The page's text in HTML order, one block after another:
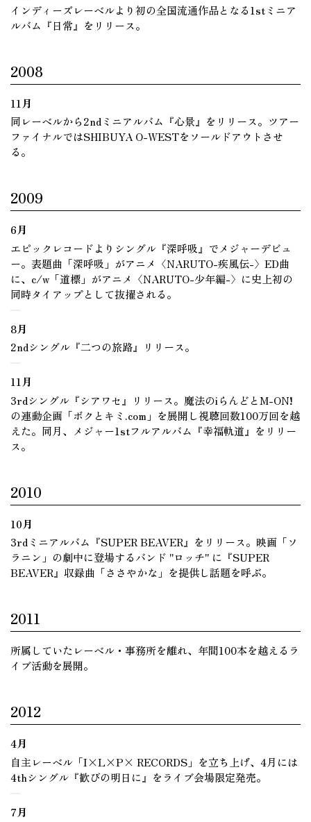
インディーズレーベルより初の全国流通作品となる1stミニア
ルバム『日常』をリリース。
2008
11月
同レーベルから2ndミニアルバム『心景』をリリース。ツアー
ファイナルではSHIBUYA O-WESTをソールドアウトさせ
る。
2009
6月
エピックレコードよりシングル『深呼吸』でメジャーデビュ
ー。表題曲「深呼吸」がアニメ〈NARUTO-疾風伝-〉ED曲
に、c/w「道標」がアニメ〈NARUTO-少年編-〉に史上初の
同時タイアップとして抜擢される。
8月
2ndシングル『二つの旅路』リリース。
11月
3rdシングル『シアワセ』リリース。魔法のiらんどとM-ON!
の連動企画「ボクとキミ.com」を展開し視聴回数100万回を越
えた。同月、メジャー1stフルアルバム『幸福軌道』をリリー
ス。
2010
10月
3rdミニアルバム『SUPER BEAVER』をリリース。映画「ソ
ラニン」の劇中に登場するバンド "ロッチ" に『SUPER
BEAVER』収録曲「ささやかな」を提供し話題を呼ぶ。
2011
所属していたレーベル・事務所を離れ、年間100本を越えるラ
イブ活動を展開。
2012
4月
自主レーベル「I×L×P× RECORDS」を立ち上げ、4月には
4thシングル『歓びの明日に』をライブ会場限定発売。
7月